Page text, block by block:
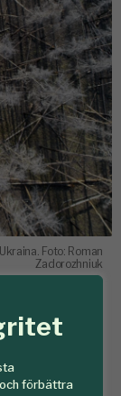
förbättra
Foto: Roman
Zadorozhniuk
vid SLU
och i
ser